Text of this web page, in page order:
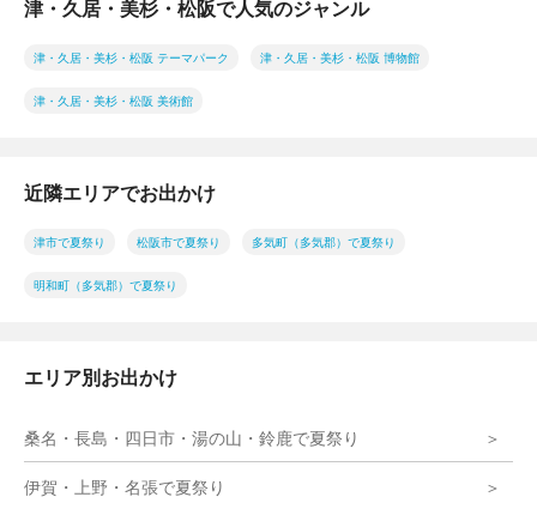
津・久居・美杉・松阪で人気のジャンル
津・久居・美杉・松阪 テーマパーク 津・久居・美杉・松阪 博物館
津・久居・美杉・松阪 美術館
近隣エリアでお出かけ
津市で夏祭り 松阪市で夏祭り 多気町（多気郡）で夏祭り
明和町（多気郡）で夏祭り
エリア別お出かけ
桑名・長島・四日市・湯の山・鈴鹿で夏祭り
伊賀・上野・名張で夏祭り